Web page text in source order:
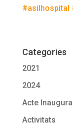
#asilhospital
Categories
2021
2024
Acte
Activitats